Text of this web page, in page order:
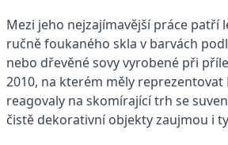
Mezi jeho nejzajímavější práce patří
ručně foukaného skla v barvách
nebo dřevěné sovy vyrobené při
2010, na kterém měly reprezentovat
reagovaly na skomírající trh se
čistě dekorativní objekty zaujmou i